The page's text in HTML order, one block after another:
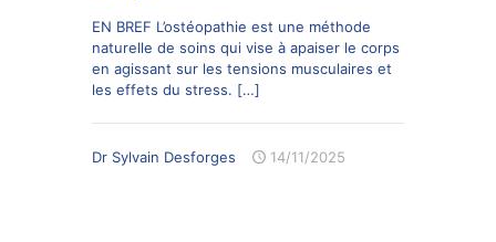
EN BREF L’ostéopathie est une méthode
naturelle de soins qui vise à apaiser le corps
en agissant sur les tensions musculaires et
les effets du stress. […]
Dr Sylvain Desforges 14/11/2025